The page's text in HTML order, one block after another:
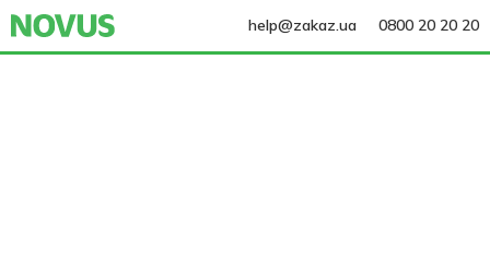
help@zakaz.ua 0800 20 20 20